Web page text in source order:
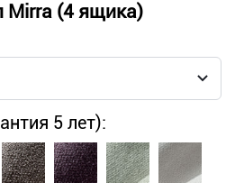
Mirra (4 ящика)
5 лет):